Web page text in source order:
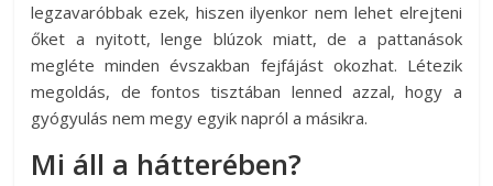
legzavaróbbak ezek, hiszen ilyenkor nem lehet elrejteni
őket a nyitott, lenge blúzok miatt, de a pattanások
megléte minden évszakban fejfájást okozhat. Létezik
megoldás, de fontos tisztában lenned azzal, hogy a
gyógyulás nem megy egyik napról a másikra.
Mi áll a hátterében?